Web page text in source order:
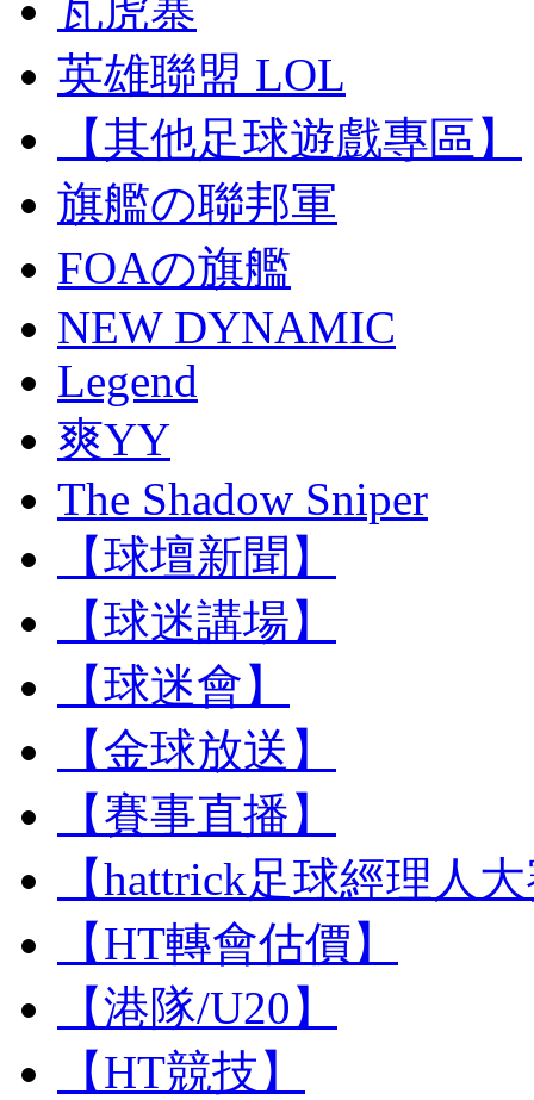
英雄聯盟 LOL
【其他足球遊戲專區】
旗艦の聯邦軍
FOAの旗艦
NEW DYNAMIC
Legend
爽YY
The Shadow Sniper
【球壇新聞】
【球迷講場】
【球迷會】
【金球放送】
【賽事直播】
【hattrick足球經理人
【HT轉會估價】
【港隊/U20】
【HT競技】